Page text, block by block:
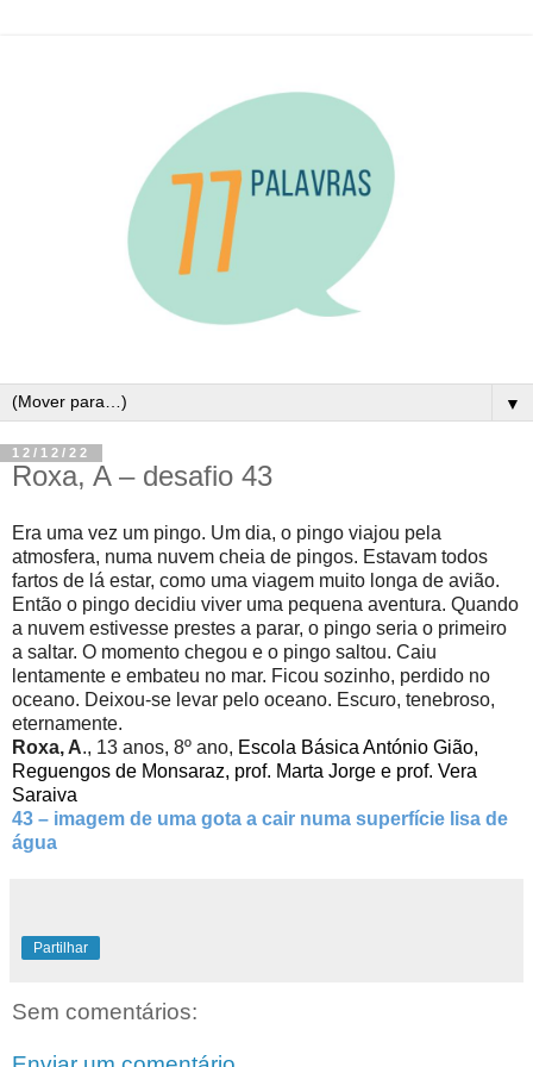
▼
12/12/22
Roxa, A – desafio 43
Era uma vez um pingo. Um dia, o pingo viajou pela
atmosfera, numa nuvem cheia de pingos. Estavam todos
fartos de lá estar, como uma viagem muito longa de avião.
Então o pingo decidiu viver uma pequena aventura. Quando
a nuvem estivesse prestes a parar, o pingo seria o primeiro
a saltar. O momento chegou e o pingo saltou. Caiu
lentamente e embateu no mar. Ficou sozinho, perdido no
oceano. Deixou-se levar pelo oceano. Escuro, tenebroso,
eternamente.
Roxa, A., 13 anos, 8º ano, Escola Básica António Gião,
Reguengos de Monsaraz, prof. Marta Jorge e prof. Vera
Saraiva
43 – imagem de uma gota a cair numa superfície lisa de
água
Partilhar
Sem comentários: